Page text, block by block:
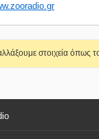
στοιχεία όπως